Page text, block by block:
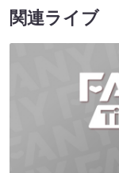
関連ライブ